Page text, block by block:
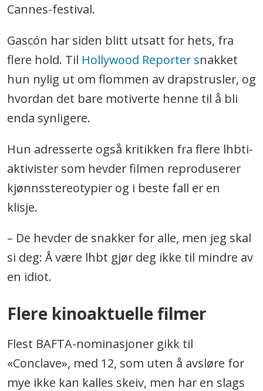
Cannes-festival.
Gascón har siden blitt utsatt for hets, fra
flere hold. Til Hollywood Reporter snakket
hun nylig ut om flommen av drapstrusler, og
hvordan det bare motiverte henne til å bli
enda synligere.
Hun adresserte også kritikken fra flere lhbti-
aktivister som hevder filmen reproduserer
kjønnsstereotypier og i beste fall er en
klisje.
– De hevder de snakker for alle, men jeg skal
si deg: Å være lhbt gjør deg ikke til mindre av
en idiot.
Flere kinoaktuelle filmer
Flest BAFTA-nominasjoner gikk til
«Conclave», med 12, som uten å avsløre for
mye ikke kan kalles skeiv, men har en slags